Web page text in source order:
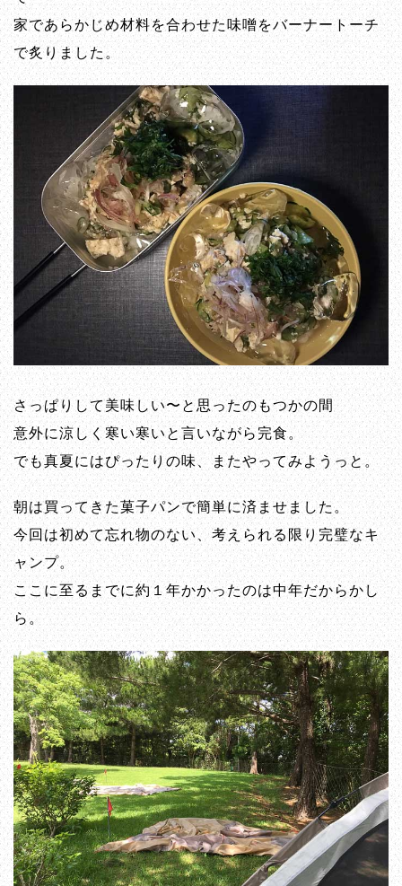
家であらかじめ材料を合わせた味噌をバーナートーチ
で炙りました。
さっぱりして美味しい〜と思ったのもつかの間
意外に涼しく寒い寒いと言いながら完食。
でも真夏にはぴったりの味、またやってみようっと。
朝は買ってきた菓子パンで簡単に済ませました。
今回は初めて忘れ物のない、考えられる限り完璧なキ
ャンプ。
ここに至るまでに約１年かかったのは中年だからかし
ら。